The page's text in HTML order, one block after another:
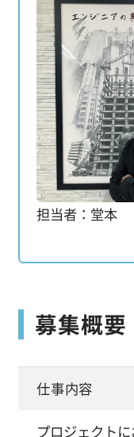
担当者：堂本
募集概要
仕事内容
プロジェクト